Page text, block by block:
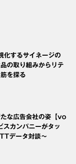
化するサイネージの
の取り組みからリテ
を探る
な広告会社の姿【vo
カンパニーがタッ
データ対談～